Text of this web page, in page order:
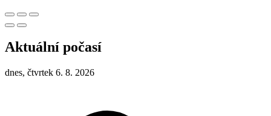
Aktuální počasí
dnes, čtvrtek 6. 8. 2026